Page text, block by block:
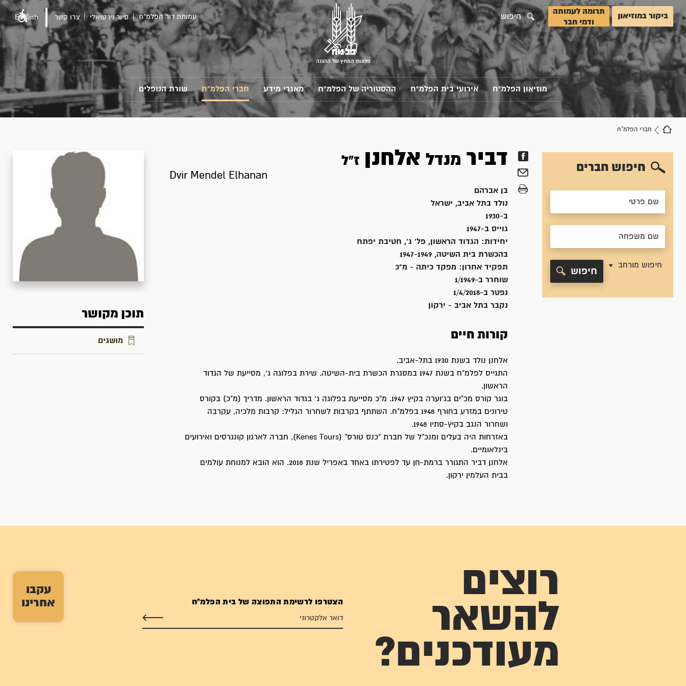
עקבו
אחרינו
ביקור במוזיאון
תרומה לעמותה
ודמי חבר
חיפוש
פלוגות המחץ של ההגנה
עמותת דור הפלמ"ח סיור וירטואלי צרו קשר English
מוזיאון הפלמ"ח אירועי בית הפלמ"ח ההסטוריה של הפלמ"ח מאגרי מידע חברי הפלמ"ח שורת הנופלים
חברי הפלמ"ח
חיפוש חברים
חיפוש מורחב
חיפוש
דביר מנדל אלחנן ז"ל
Dvir Mendel Elhanan
בן אברהם
נולד בתל אביב, ישראל
ב-1930
גוייס ב-1947
יחידות: הגדוד הראשון, פל' ג', חטיבת יפתח
בהכשרת בית השיטה, 1947-1949
תפקיד אחרון: מפקד כיתה - מ"כ
שוחרר ב-1/1949
נפטר ב-1/4/2018
נקבר בתל אביב - ירקון
קורות חיים
אלחנן נולד בשנת 1930 בתל-אביב.
התגייס לפלמ"ח בשנת 1947 במסגרת הכשרת בית-השיטה. שירת בפלוגה ג', מסייעת של הגדוד
הראשון.
בוגר קורס מכ"ים בג'וערה בקיץ 1947. מ"כ מסייעת בפלוגה ג' בגדוד הראשון. מדריך (מ"כ) בקורס
טירונים במזרע בחורף 1948 בפלמ"ח. השתתף בקרבות לשחרור הגליל: קרבות מלכיה, עקרבה
ושחרור הנגב בקיץ-סתיו 1948.
באזרחות היה בעלים ומנכ"ל של חברת "כנס טורס" (Kenes Tours), חברה לארגון קונגרסים ואירועים
בינלאומיים.
אלחנן דביר התגורר ברמת-חן עד לפטירתו באחד באפריל שנת 2018. הוא הובא למנוחת עולמים
בבית העלמין ירקון.
תוכן מקושר
מושגים
רוצים
להשאר
מעודכנים?
הצטרפו לרשימת התפוצה של בית הפלמ"ח